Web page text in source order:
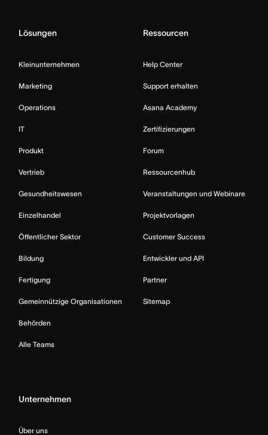
Lösungen
Kleinunternehmen
Marketing
Operations
IT
Produkt
Vertrieb
Gesundheitswesen
Einzelhandel
Öffentlicher Sektor
Bildung
Fertigung
Gemeinnützige Organisationen
Behörden
Alle Teams
Ressourcen
Help Center
Support erhalten
Asana Academy
Zertifizierungen
Forum
Ressourcenhub
Veranstaltungen und Webinare
Projektvorlagen
Customer Success
Entwickler und API
Partner
Sitemap
Unternehmen
Über uns